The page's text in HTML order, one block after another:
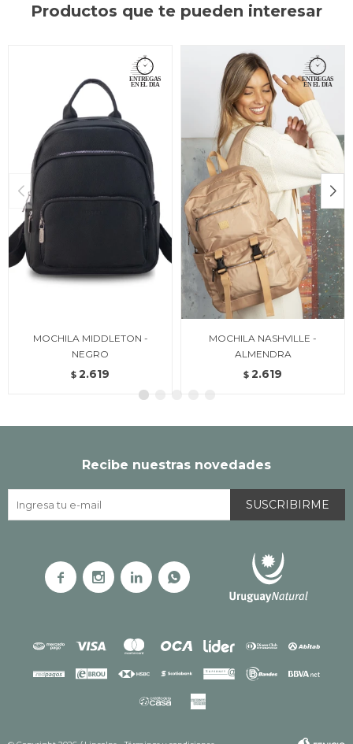
Productos que te pueden interesar
MOCHILA MIDDLETON -
NEGRO
$ 2.619
MOCHILA NASHVILLE -
ALMENDRA
$ 2.619
Recibe nuestras novedades
SUSCRIBIRME
   